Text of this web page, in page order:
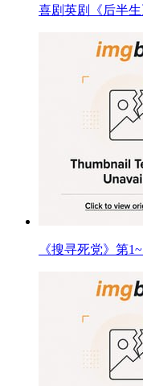
喜剧英剧《后半
《搜寻死党》第